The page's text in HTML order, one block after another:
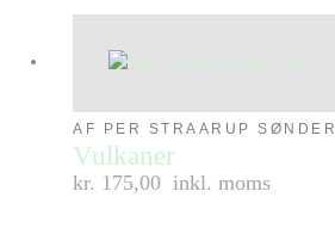
AF PER STRAARUP
Vulkaner
kr. 175,00 inkl. moms